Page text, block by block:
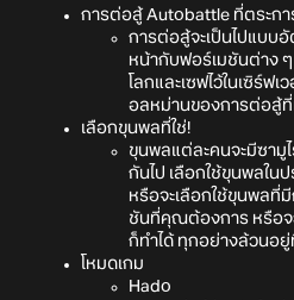
การต่อสู้ Autobattle ที่ตระกา
การต่อสู้จะเป็นไปแบบ
หน้ากับฟอร์เมชันต่าง
โลกและเซฟไว้ในเซิร์ฟ
อลหม่านของการต่อสู้ที่
เลือกขุนพลที่ใช่!
ขุนพลแต่ละคนจะมีซามู
กันไป เลือกใช้ขุนพลใ
หรือจะเลือกใช้ขุนพลที่
ชันที่คุณต้องการ หรือ
ก็ทำได้ ทุกอย่างล้วน
โหมดเกม
Hado